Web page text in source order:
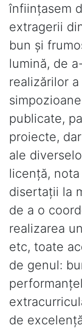
înfiinţasem
extragerii
bun şi
lumină, de
realizărilor
publicate,
proiecte,
ale
licență,
disertaţii la
de a o
realizarea
etc, toate
de genul:
de